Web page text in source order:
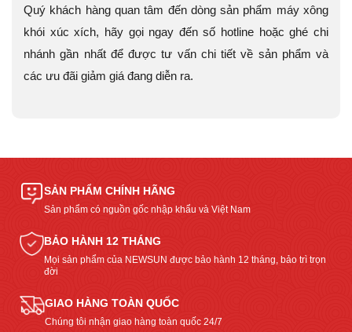
Quý khách hàng quan tâm đến dòng sản phẩm máy xông
khói xúc xích, hãy gọi ngay đến số hotline hoặc ghé chi
nhánh gần nhất để được tư vấn chi tiết về sản phẩm và
các ưu đãi giảm giá đang diễn ra.
SẢN PHẨM CHÍNH HÃNG
Sản phẩm có nguồn gốc nhập khẩu và Việt Nam
BẢO HÀNH 12 THÁNG
Mọi sản phẩm của NEWSUN được bảo hành 12 tháng, bảo trì trọn
đời
GIAO HÀNG TOÀN QUỐC
Chúng tôi nhận giao hàng toàn quốc 24/7